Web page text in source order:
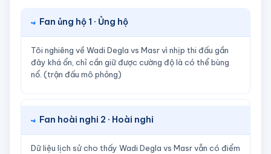
Fan ủng hộ 1 · Ủng hộ
Tôi nghiêng về Wadi Degla vs Masr vì nhịp thi đấu gần
đây khá ổn, chỉ cần giữ được cường độ là có thể bùng
nổ. (trận đấu mô phỏng)
Fan hoài nghi 2 · Hoài nghi
Dữ liệu lịch sử cho thấy Wadi Degla vs Masr vẫn có điểm